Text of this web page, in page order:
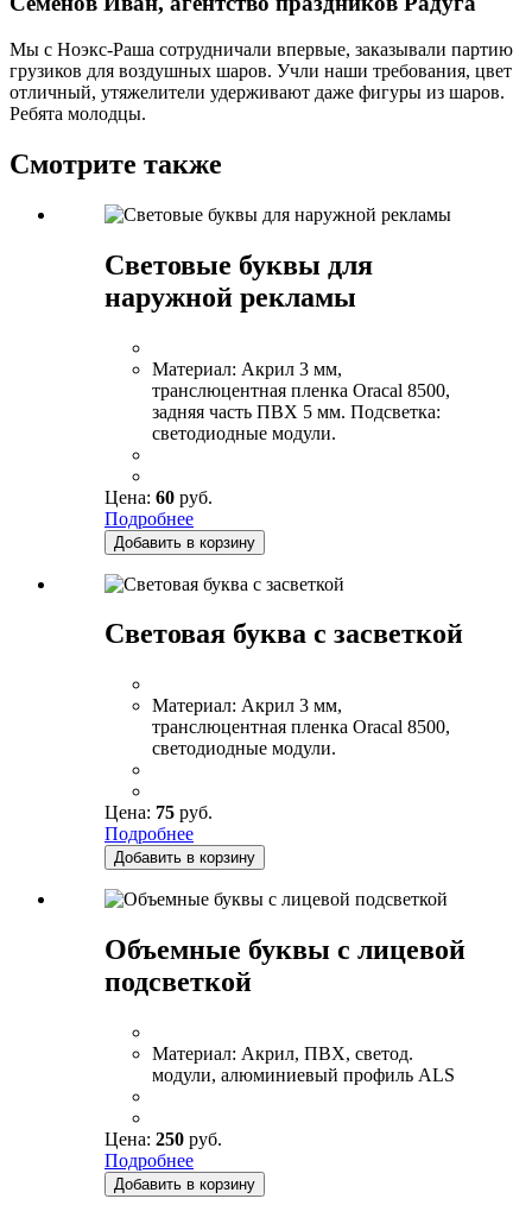
Мы с Ноэкс-Раша сотрудничали впервые, заказывали партию
грузиков для воздушных шаров. Учли наши требования, цвет
отличный, утяжелители удерживают даже фигуры из шаров.
Ребята молодцы.
Смотрите также
Световые буквы для
наружной рекламы
Материал: Акрил 3 мм,
транслюцентная пленка Oracal 8500,
задняя часть ПВХ 5 мм. Подсветка:
светодиодные модули.
Цена: 60 руб.
Подробнее
Добавить в корзину
Световая буква с засветкой
Материал: Акрил 3 мм,
транслюцентная пленка Oracal 8500,
светодиодные модули.
Цена: 75 руб.
Подробнее
Добавить в корзину
Объемные буквы с лицевой
подсветкой
Материал: Акрил, ПВХ, светод.
модули, алюминиевый профиль ALS
Цена: 250 руб.
Подробнее
Добавить в корзину